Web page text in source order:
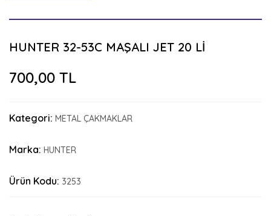
HUNTER 32-53C MAŞALI JET 20 Lİ
700,00 TL
Kategori: METAL ÇAKMAKLAR
Marka: HUNTER
Ürün Kodu: 3253